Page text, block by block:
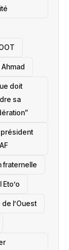
doit
sa
fraternelle
l’Ouest